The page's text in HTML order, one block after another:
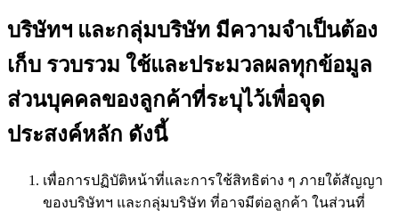
บริษัทฯ และกลุ่มบริษัท มีความจำเป็นต้อง
เก็บ รวบรวม ใช้และประมวลผลทุกข้อมูล
ส่วนบุคคลของลูกค้าที่ระบุไว้เพื่อจุด
ประสงค์หลัก ดังนี้
เพื่อการปฏิบัติหน้าที่และการใช้สิทธิต่าง ๆ ภายใต้สัญญา
ของบริษัทฯ และกลุ่มบริษัท ที่อาจมีต่อลูกค้า ในส่วนที่